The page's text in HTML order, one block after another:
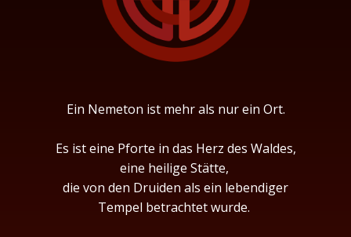
Ein Nemeton ist mehr als nur ein Ort.
Es ist eine Pforte in das Herz des Waldes,
eine heilige Stätte,
die von den Druiden als ein lebendiger
Tempel betrachtet wurde.